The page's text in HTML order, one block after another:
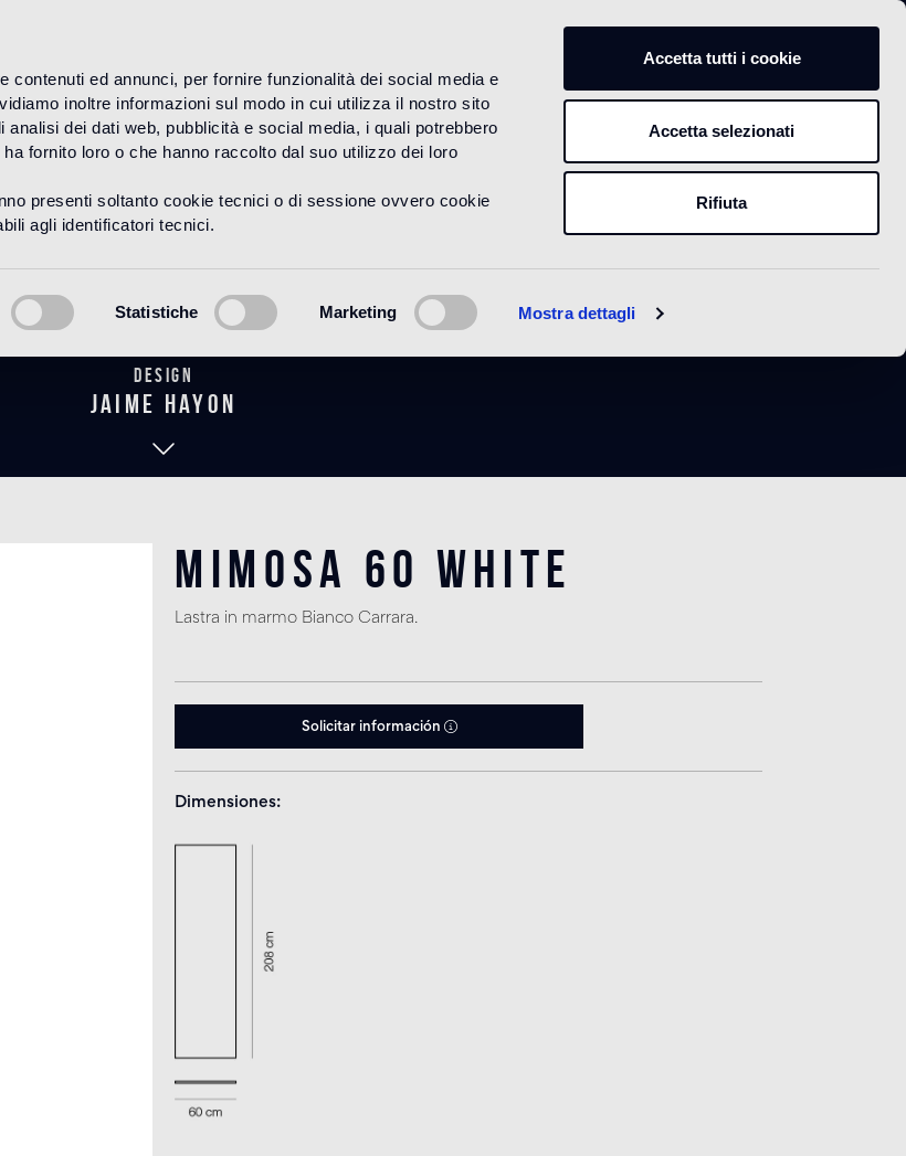
contenuti ed annunci, per fornire funzionalità dei social media e
inoltre informazioni sul modo in cui utilizza il nostro sito
dei dati web, pubblicità e social media, i quali potrebbero
fornito loro o che hanno raccolto dal suo utilizzo dei loro
presenti soltanto cookie tecnici o di sessione ovvero cookie
agli identificatori tecnici.
Statistiche Marketing Mostra dettagli
Accetta tutti i cookie
Accetta selezionati
Rifiuta
PRODUCTOS BAGNO THE HAYON COLLECTION
60 White
Design
jaime hayon
Mimosa 60 White
Lastra in marmo Bianco Carrara.
Solicitar información
Dimensiones